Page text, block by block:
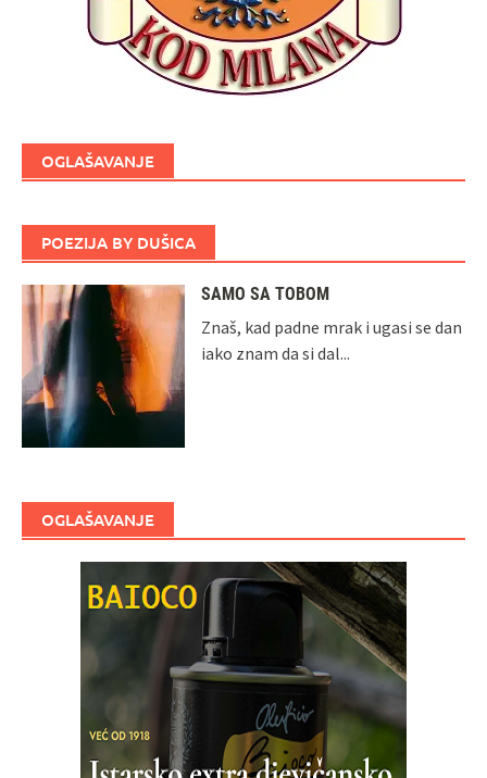
OGLAŠAVANJE
POEZIJA BY DUŠICA
SAMO SA TOBOM
Znaš, kad padne mrak i ugasi se dan
iako znam da si dal...
OGLAŠAVANJE